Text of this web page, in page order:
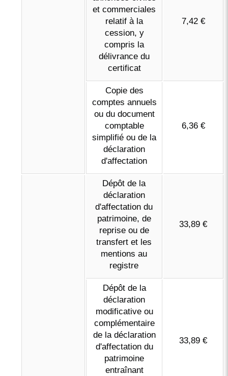
et commerciales
relatif à la
cession, y
compris la
délivrance du
certificat
7,42 €
Copie des
comptes annuels
ou du document
comptable
simplifié ou de la
déclaration
d'affectation
6,36 €
Dépôt de la
déclaration
d'affectation du
patrimoine, de
reprise ou de
transfert et les
mentions au
registre
33,89 €
Dépôt de la
déclaration
modificative ou
complémentaire
de la déclaration
d'affectation du
patrimoine
entraînant
33,89 €